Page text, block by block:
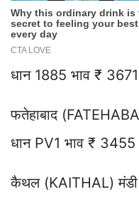
धान 1885 भाव ₹
फतेहाबाद
धान PV1 भाव ₹ 3455
कैथल (KAITHAL) मंडी